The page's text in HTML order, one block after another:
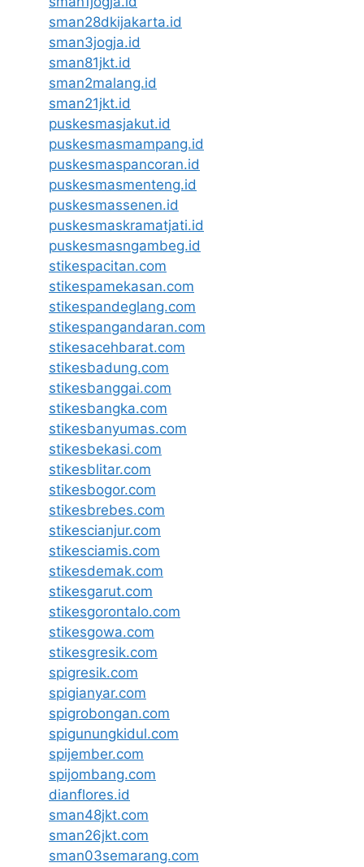
sman28dkijakarta.id
sman3jogja.id
sman81jkt.id
sman2malang.id
sman21jkt.id
puskesmasjakut.id
puskesmasmampang.id
puskesmaspancoran.id
puskesmasmenteng.id
puskesmassenen.id
puskesmaskramatjati.id
puskesmasngambeg.id
stikespacitan.com
stikespamekasan.com
stikespandeglang.com
stikespangandaran.com
stikesacehbarat.com
stikesbadung.com
stikesbanggai.com
stikesbangka.com
stikesbanyumas.com
stikesbekasi.com
stikesblitar.com
stikesbogor.com
stikesbrebes.com
stikescianjur.com
stikesciamis.com
stikesdemak.com
stikesgarut.com
stikesgorontalo.com
stikesgowa.com
stikesgresik.com
spigresik.com
spigianyar.com
spigrobongan.com
spigunungkidul.com
spijember.com
spijombang.com
dianflores.id
sman48jkt.com
sman26jkt.com
sman03semarang.com